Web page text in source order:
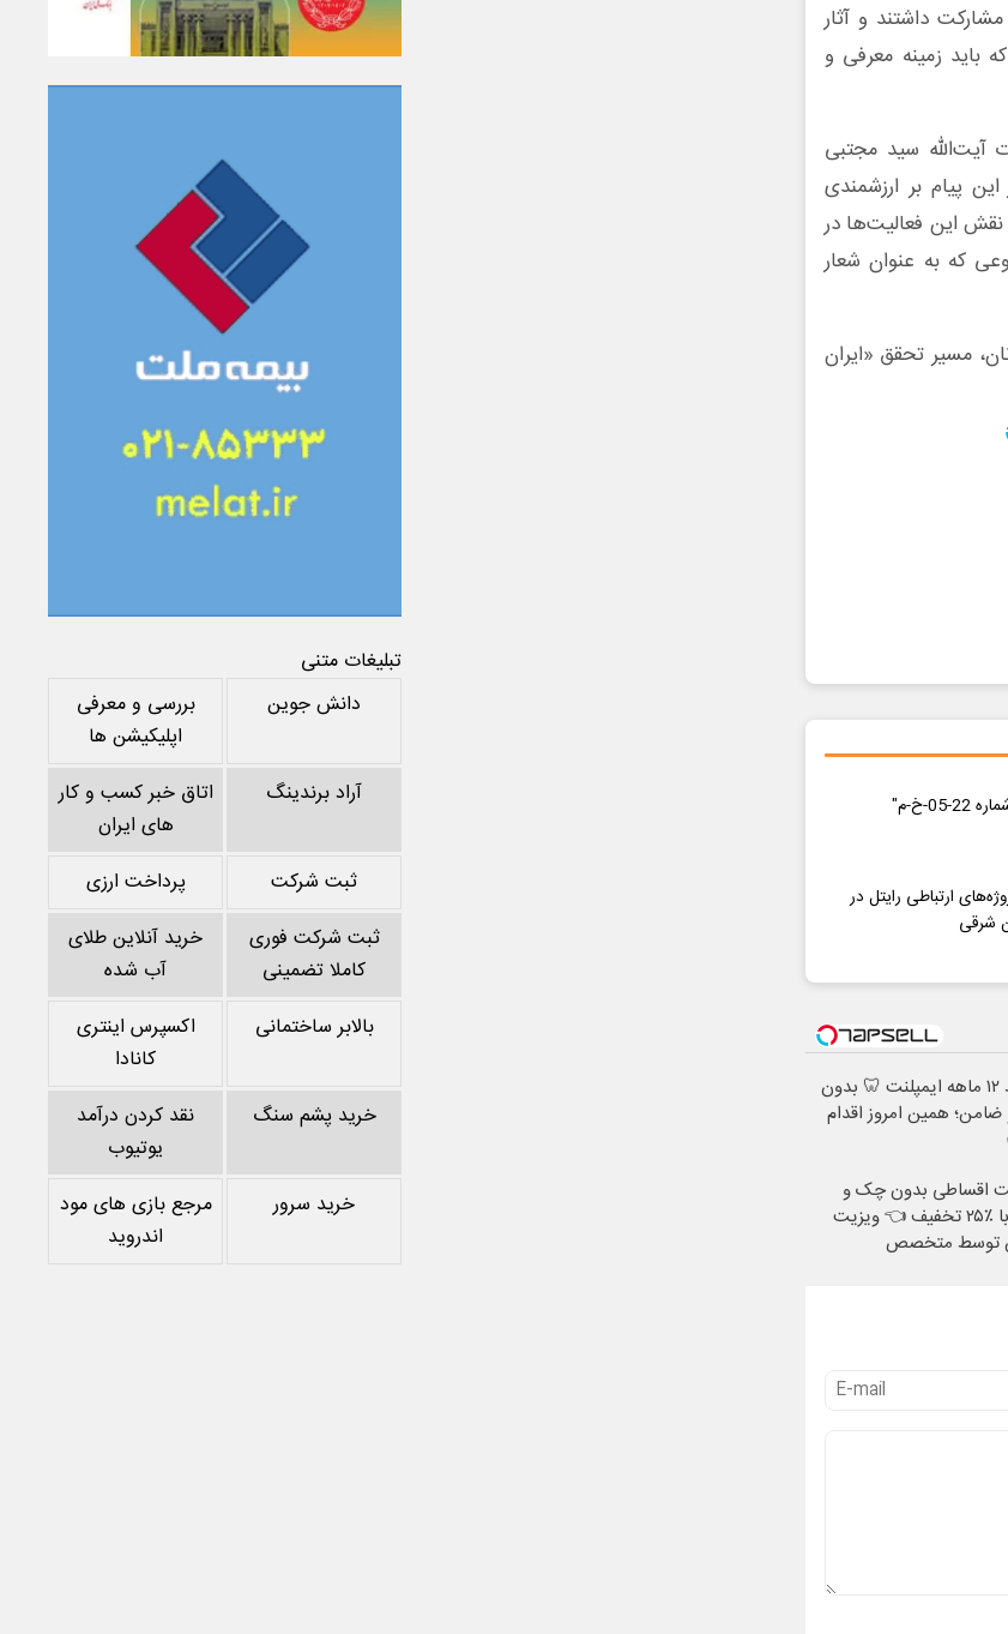
رویداد مشارکت داشتند و آثار
باید زمینه معرفی و
آیت‌الله سید مجتبی
پیام بر ارزشمندی
نقش این فعالیت‌ها در
که به عنوان شعار
مسیر تحقق «ایران
05-خ-م"
ارتباطی رایتل در
شرقی
اقساط ۱۲ ماهه ایمپلنت 🦷 بدون
همین امروز اقدام
اقساطی بدون چک و
سفته با ٪۲۵ تخفیف 👈 ویزیت
توسط متخصص
تبلیغات متنی
دانش جوین
بررسی و معرفی
اپلیکیشن ها
آراد برندینگ
اتاق خبر کسب و کار
های ایران
ثبت شرکت
پرداخت ارزی
ثبت شرکت فوری
کاملا تضمینی
خرید آنلاین طلای
آب شده
بالابر ساختمانی
اکسپرس اینتری
کانادا
خرید پشم سنگ
نقد کردن درآمد
یوتیوب
خرید سرور
مرجع بازی های مود
اندروید